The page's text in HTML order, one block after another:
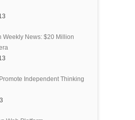
Weekly News: $20 Million
Independent Thinking